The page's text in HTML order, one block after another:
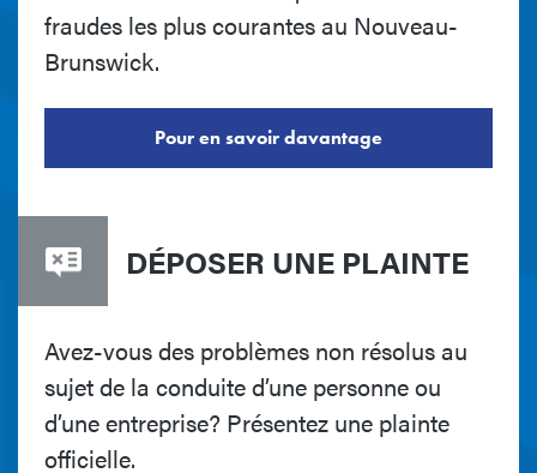
fraudes les plus courantes au Nouveau-
Brunswick.
Pour en savoir davantage
DÉPOSER UNE PLAINTE
Avez-vous des problèmes non résolus au
sujet de la conduite d’une personne ou
d’une entreprise? Présentez une plainte
officielle.